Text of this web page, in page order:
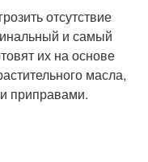
отсутствие
и самый
их на основе
масла,
приправами.